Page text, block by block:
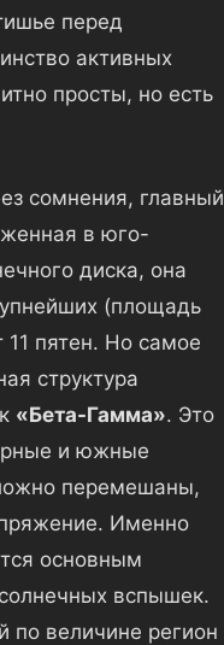
перед
активных
просты, но есть
сомнения, главный
в юго-
диска, она
(площадь
пятен. Но самое
структура
«Бета-Гамма». Это
и южные
перемешаны,
Именно
основным
вспышек.
по величине регион